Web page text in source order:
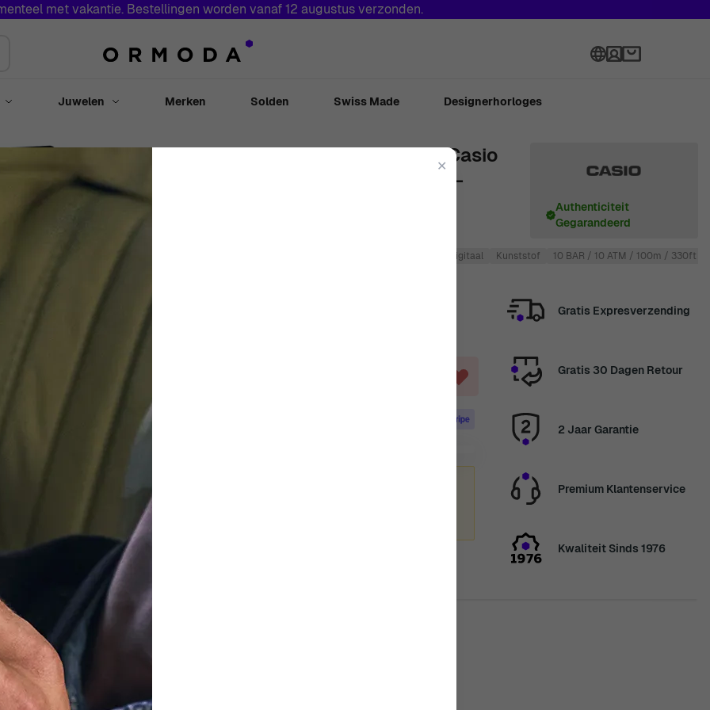
met vakantie. Bestellingen worden vanaf 12 augustus verzonden.
Language
Toggle submenu for Horloges
Juwelen Toggle submenu for Juwelen
Merken Solden Swiss Made Designerhorloges
Casio® Analoog En Digitaal 'Casio
Collection' Heren Horloge AQ-
Authenticiteit
Gegarandeerd
Analoog en digitaal Kunststof 10 BAR / 10 ATM / 100m / 330ft
Gratis Expresverzending
Gratis 30 Dagen Retour
2 Jaar Garantie
Premium Klantenservice
Kwaliteit Sinds 1976
✕